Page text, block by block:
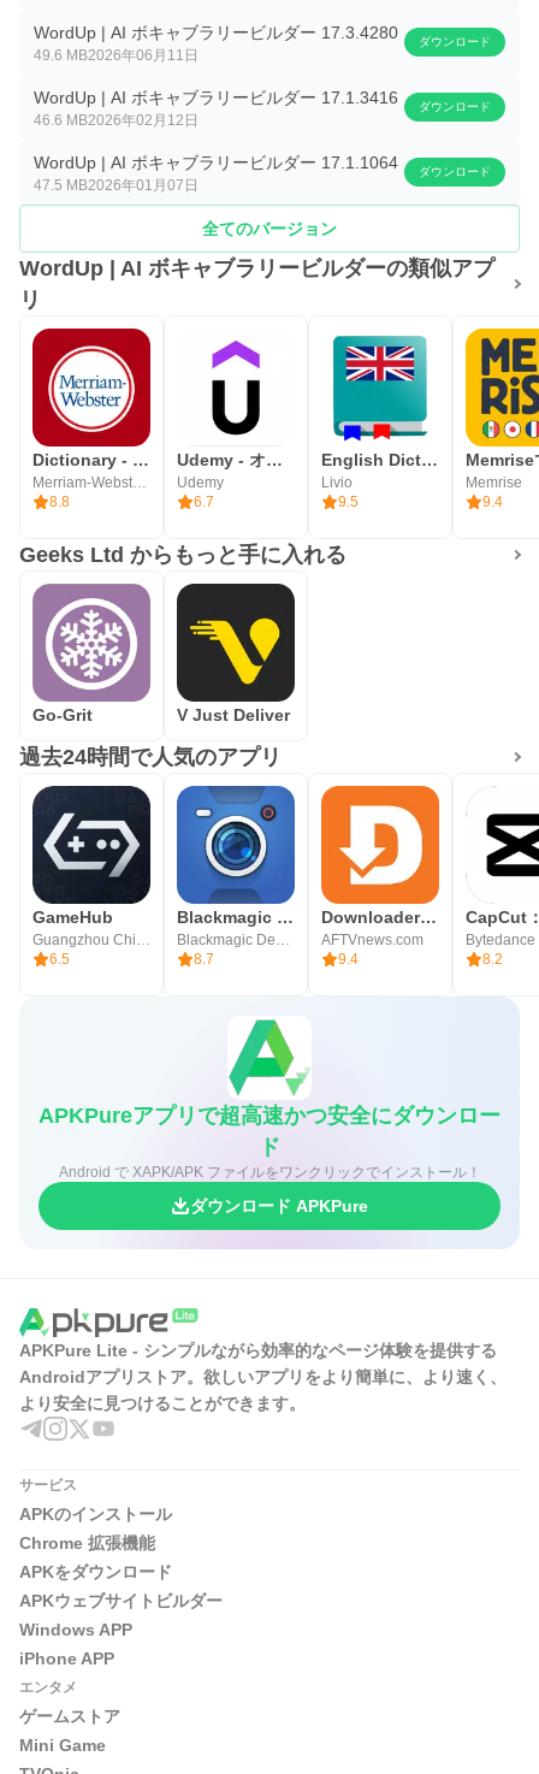
WordUp | AI ボキャブラリービルダー 17.3.4280
49.6 MB2026年06月11日
ダウンロード
WordUp | AI ボキャブラリービルダー 17.1.3416
46.6 MB2026年02月12日
ダウンロード
WordUp | AI ボキャブラリービルダー 17.1.1064
47.5 MB2026年01月07日
ダウンロード
全てのバージョン
WordUp | AI ボキャブラリービルダーの類似アプ
リ
Dictionary - Merriam-Webster
8.8
Udemy - オンラインコース
Udemy
6.7
English Dictionary - Offline
Livio
9.5
Memrise
9.4
Geeks Ltd からもっと手に入れる
Go-Grit V Just Deliver
過去24時間で人気のアプリ
GameHub
6.5
Blackmagic Camera
8.7
Downloader by AFTVnews
AFTVnews.com
9.4
8.2
APKPureアプリで超高速かつ安全にダウンロー
ド
Android で XAPK/APK ファイルをワンクリックでインストール！
ダウンロード APKPure
APKPure Lite - シンプルながら効率的なページ体験を提供する
Androidアプリストア。欲しいアプリをより簡単に、より速く、
より安全に見つけることができます。
サービス
APKのインストール
Chrome 拡張機能
APKをダウンロード
APKウェブサイトビルダー
Windows APP
iPhone APP
エンタメ
ゲームストア
Mini Game